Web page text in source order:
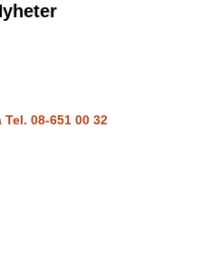
08-651 00 32